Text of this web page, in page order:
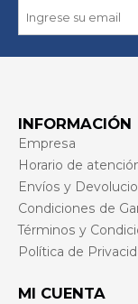
INFORMACIÓN
Empresa
Horario de
Envíos y
Condiciones de
Términos y
Política de
MI CUENTA